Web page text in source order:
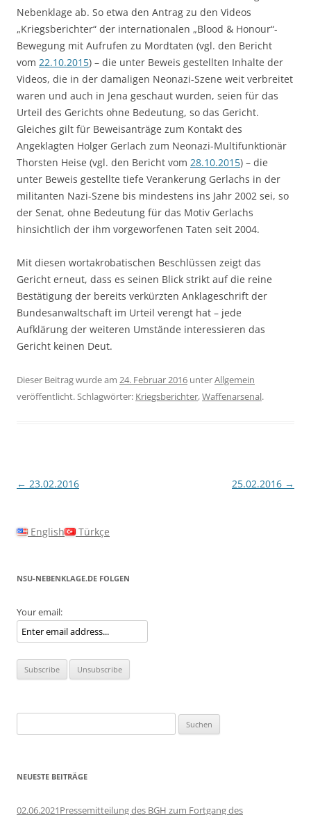
Nebenklage ab. So etwa den Antrag zu den Videos
„Kriegsberichter“ der internationalen „Blood & Honour“-
Bewegung mit Aufrufen zu Mordtaten (vgl. den Bericht
vom 22.10.2015) – die unter Beweis gestellten Inhalte der
Videos, die in der damaligen Neonazi-Szene weit verbreitet
waren und auch in Jena geschaut wurden, seien für das
Urteil des Gerichts ohne Bedeutung, so das Gericht.
Gleiches gilt für Beweisanträge zum Kontakt des
Angeklagten Holger Gerlach zum Neonazi-Multifunktionär
Thorsten Heise (vgl. den Bericht vom 28.10.2015) – die
unter Beweis gestellte tiefe Verankerung Gerlachs in der
militanten Nazi-Szene bis mindestens ins Jahr 2002 sei, so
der Senat, ohne Bedeutung für das Motiv Gerlachs
hinsichtlich der ihm vorgeworfenen Taten seit 2004.
Mit diesen wortakrobatischen Beschlüssen zeigt das
Gericht erneut, dass es seinen Blick strikt auf die reine
Bestätigung der bereits verkürzten Anklageschrift der
Bundesanwaltschaft im Urteil verengt hat – jede
Aufklärung der weiteren Umstände interessieren das
Gericht keinen Deut.
Dieser Beitrag wurde am 24. Februar 2016 unterAllgemein
veröffentlicht. Schlagwörter: Kriegsberichter,Waffenarsenal.
Beitragsnavigation
← 23.02.2016 25.02.2016 →
English Türkçe
NSU-NEBENKLAGE.DE FOLGEN
Your email:
nach:
NEUESTE BEITRÄGE
02.06.2021Pressemitteilung des BGH zum Fortgang des